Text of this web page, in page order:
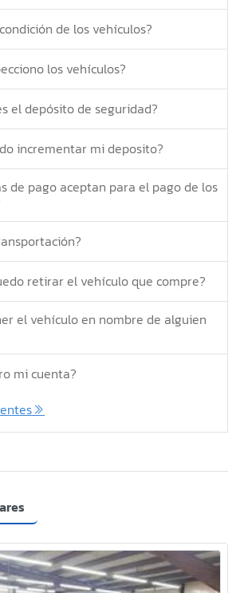
de los vehículos?
los vehículos?
el depósito de seguridad?
incrementar mi deposito?
de pago aceptan para el pago de los
retirar el vehículo que compre?
el vehículo en nombre de alguien
mi cuenta?